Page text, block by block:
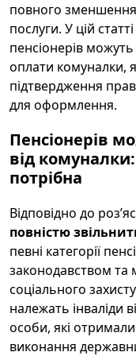
повного
послуги. У цій
пенсіонерів
оплати комуналки,
підтвердження
для оформлення.
Пенсіонерів
від
потрібна
Відповідно до
повністю
певні категорії
законодавством
соціального
належать інваліди
особи, які отримали
виконання